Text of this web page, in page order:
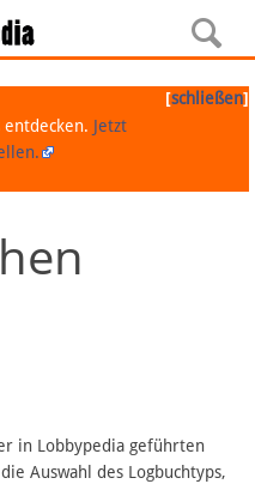
[schließen]
entdecken. Jetzt
in Lobbypedia geführten
Auswahl des Logbuchtyps,